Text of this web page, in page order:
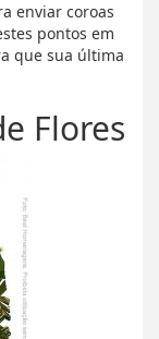
enviar coroas
pontos em
que sua última
Flores